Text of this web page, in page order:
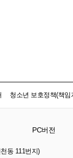
청소년 보호정책(책임
PC버전
동 111번지)